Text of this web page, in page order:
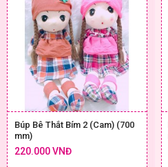
Búp Bê Thắt Bím 2 (Cam) (700
mm)
220.000 VNĐ